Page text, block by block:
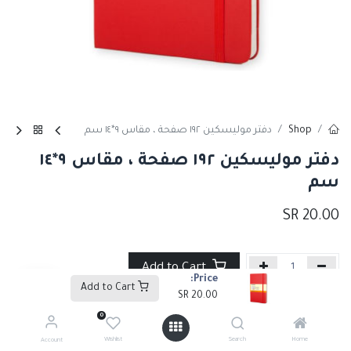
Price:
20.00
Home
Search
0
Wishlist
Account
Shop دفتر موليسكين ١٩٢ صفحة ، مقاس ٩*١٤ سم
دفتر موليسكين ١٩٢ صفحة ، مقاس ٩*١٤
سم
20.00
Add to Cart
إضافة إلى قائمة الأمنيات